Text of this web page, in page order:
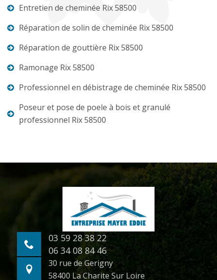
Entretien de cheminée Rix 58500
Réparation de solin de cheminée Rix 58500
Réparation de gouttière Rix 58500
Ramonage Rix 58500
Professionnel en débistrage de cheminée Rix 58500
Poseur et pose de poele à bois et granulé
professionnel Rix 58500
03 59 28 38 22
06 34 08 84 46
30 rue de Gerigny
58400 La Charite Sur Loire